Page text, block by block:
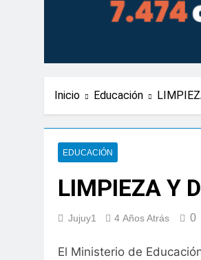
Inicio Educación
EDUCACIÓN
LIMPIEZA Y
Jujuy1 4 Años Atrás 0
El Ministerio de